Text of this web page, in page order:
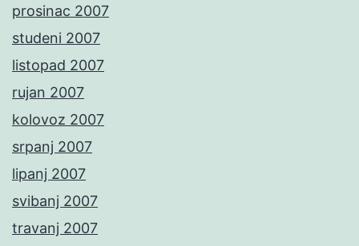
prosinac 2007
studeni 2007
listopad 2007
rujan 2007
kolovoz 2007
srpanj 2007
lipanj 2007
svibanj 2007
travanj 2007